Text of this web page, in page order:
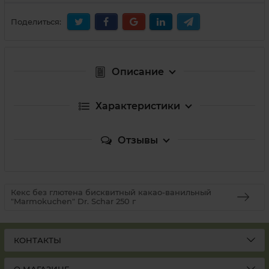
Поделиться:
Описание
Характеристики
Отзывы
Кекс без глютена бисквитный какао-ванильный
"Marmokuchen" Dr. Schar 250 г
КОНТАКТЫ